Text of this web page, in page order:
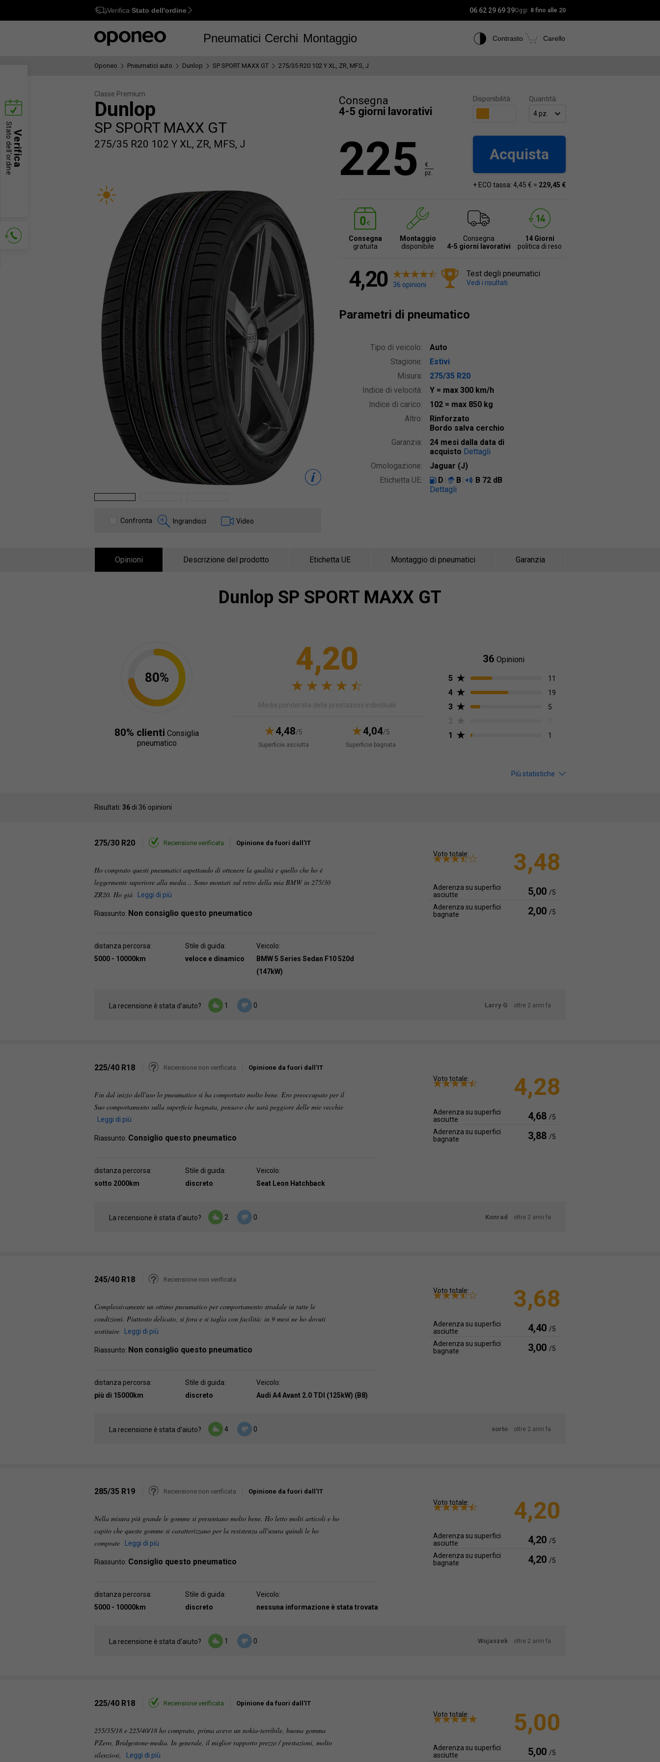
Ctrl M
Verifica Stato dell'ordine 06 62 29 69 39Oggi: 8 fino alle 20
Pneumatici Cerchi Montaggio Contrasto Carello
Oponeo Pneumatici auto Dunlop SP SPORT MAXX GT 275/35 R20 102 Y XL, ZR, MFS, J
Classe Premium
Dunlop
SP SPORT MAXX GT
275/35 R20 102 Y XL, ZR, MFS, J
Confronta Ingrandisci Video
Consegna
4-5 giorni lavorativi
Disponibilità: Quantità:
225
€
pz.
Acquista
+ ECO tassa: 4,45 € = 229,45 €
Consegna
gratuita
Montaggio
disponibile
Consegna
4-5 giorni lavorativi
14 Giorni
politica di reso
4,20 36 opinioni
Test degli pneumatici
Vedi i risultati
Parametri di pneumatico
Tipo di veicolo:
Auto
Stagione:
Estivi
Misura:
275/35 R20
Indice di velocità:
Y = max 300 km/h
Indice di carico:
102 = max 850 kg
Altro:
Rinforzato
Bordo salva cerchio
Garanzia:
24 mesi dalla data di
acquisto Dettagli
Omologazione:
Jaguar (J)
Etichetta UE:
D B B 72 dB
Dettagli
Opinioni Descrizione del prodotto Etichetta UE Montaggio di pneumatici Garanzia
Dunlop SP SPORT MAXX GT
4,20
Media ponderata delle prestazioni individuali
4,48/5
Superficie asciutta
4,04/5
Superficie bagnata
80%
80% clienti Consiglia
pneumatico
36 Opinioni
5
11
4 19
3 5
1 1
Più statistiche
Risultati: 36 di 36 opinioni
275/30 R20 Recensione verificata Opinione da fuori dall'IT
Ho comprato questi pneumatici aspettando di ottenere la qualità e quello che ho è
leggermente superiore alla media .. Sono montati sul retro della mia BMW in 275/30
ZR20. Ho già
Leggi di più
Riassunto: Non consiglio questo pneumatico
distanza percorsa:
5000 - 10000km
Stile di guida:
veloce e dinamico
Veicolo:
BMW 5 Series Sedan F10 520d
(147kW)
Voto totale: 3,48
Aderenza su superfici
asciutte
5,00 /5
Aderenza su superfici
bagnate
2,00 /5
La recensione è stata d'aiuto? 1 0 Larry G oltre 2 anni fa
225/40 R18 Recensione non verificata Opinione da fuori dall'IT
Fin dal inizio dell'uso lo pneumatico si ha comportato molto bene. Ero preoccupato per il
Suo comportamento sulla superficie bagnata, pensavo che sarà peggiore delle mie vecchie
Leggi di più
Riassunto: Consiglio questo pneumatico
distanza percorsa:
sotto 2000km
Stile di guida:
discreto
Veicolo:
Seat Leon Hatchback
Voto totale: 4,28
Aderenza su superfici
asciutte
4,68 /5
Aderenza su superfici
bagnate
3,88 /5
La recensione è stata d'aiuto? 2 0 Konrad oltre 2 anni fa
245/40 R18 Recensione non verificata
Complessivamente un ottimo pneumatico per comportamento stradale in tutte le
condizioni. Piuttosto delicato, si fora e si taglia con facilità: in 9 mesi ne ho dovuti
sostituire
Leggi di più
Riassunto: Non consiglio questo pneumatico
distanza percorsa:
più di 15000km
Stile di guida:
discreto
Veicolo:
Audi A4 Avant 2.0 TDI (125kW) (B8)
Voto totale: 3,68
Aderenza su superfici
asciutte
4,40 /5
Aderenza su superfici
bagnate
3,00 /5
La recensione è stata d'aiuto? 4 0 sorto oltre 2 anni fa
285/35 R19 Recensione non verificata Opinione da fuori dall'IT
Nella misura più grande le gomme si presentano molto bene. Ho letto molti articoli e ho
capito che queste gomme si caratterizzano per la resistenza all'usura quindi le ho
comprate
Leggi di più
Riassunto: Consiglio questo pneumatico
distanza percorsa:
5000 - 10000km
Stile di guida:
discreto
Veicolo:
nessuna informazione è stata trovata
Voto totale: 4,20
Aderenza su superfici
asciutte
4,20 /5
Aderenza su superfici
bagnate
4,20 /5
La recensione è stata d'aiuto? 1 0 Wujaszek oltre 2 anni fa
225/40 R18 Recensione verificata Opinione da fuori dall'IT
255/35/18 e 225/40/18 ho comprato, prima avevo un nokia-terribile, buona gomma
PZero, Bridgestone-media. In generale, il miglior rapporto prezzo / prestazioni, molto
silenziosi,
Leggi di più
Voto totale: 5,00
Aderenza su superfici
asciutte
5,00 /5
Verifica
Stato dell'ordine